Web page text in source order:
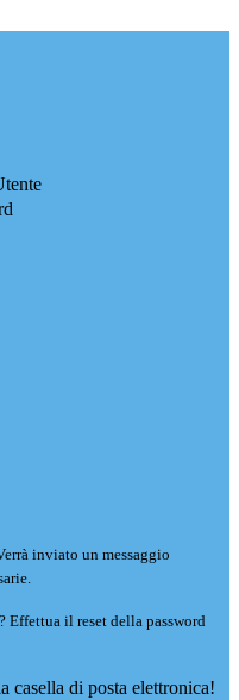
inviato un messaggio
Effettua il reset della password
casella di posta elettronica!